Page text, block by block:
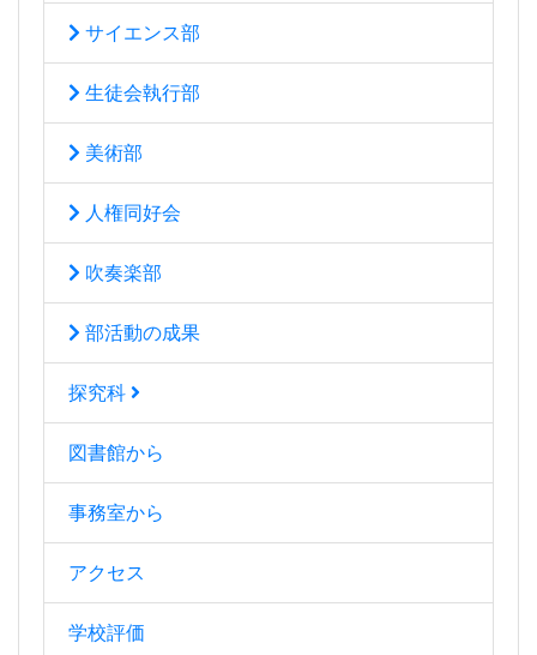
サイエンス部
生徒会執行部
美術部
人権同好会
吹奏楽部
部活動の成果
探究科
図書館から
事務室から
アクセス
学校評価